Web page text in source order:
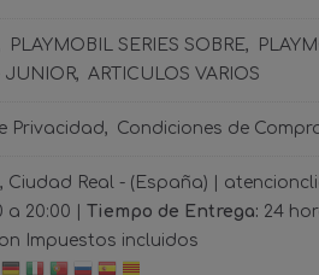
PLAYMOBIL SERIES SOBRE
JUNIOR
ARTICULOS VARIOS
Privacidad Condiciones de
Ciudad Real - (España) |
a 20:00 | Tiempo de Entrega: 24
Impuestos incluidos